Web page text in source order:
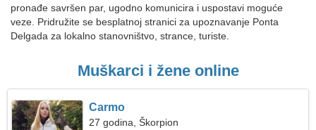
pronađe savršen par, ugodno komunicira i uspostavi moguće
veze. Pridružite se besplatnoj stranici za upoznavanje Ponta
Delgada za lokalno stanovništvo, strance, turiste.
Muškarci i žene online
Carmo
27 godina, Škorpion